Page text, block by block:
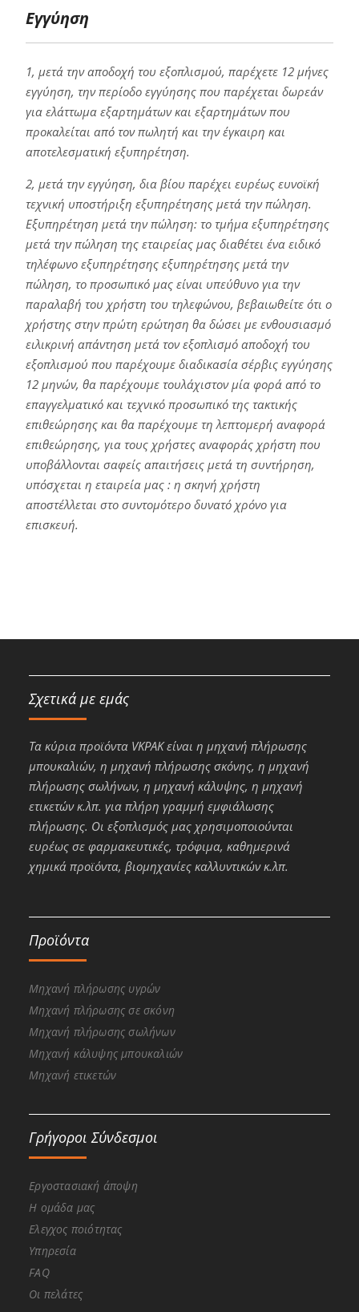
Εγγύηση
1, μετά την αποδοχή του εξοπλισμού, παρέχετε 12 μήνες
εγγύηση, την περίοδο εγγύησης που παρέχεται δωρεάν
για ελάττωμα εξαρτημάτων και εξαρτημάτων που
προκαλείται από τον πωλητή και την έγκαιρη και
αποτελεσματική εξυπηρέτηση.
2, μετά την εγγύηση, δια βίου παρέχει ευρέως ευνοϊκή
τεχνική υποστήριξη εξυπηρέτησης μετά την πώληση.
Εξυπηρέτηση μετά την πώληση: το τμήμα εξυπηρέτησης
μετά την πώληση της εταιρείας μας διαθέτει ένα ειδικό
τηλέφωνο εξυπηρέτησης εξυπηρέτησης μετά την
πώληση, το προσωπικό μας είναι υπεύθυνο για την
παραλαβή του χρήστη του τηλεφώνου, βεβαιωθείτε ότι ο
χρήστης στην πρώτη ερώτηση θα δώσει με ενθουσιασμό
ειλικρινή απάντηση μετά τον εξοπλισμό αποδοχή του
εξοπλισμού που παρέχουμε διαδικασία σέρβις εγγύησης
12 μηνών, θα παρέχουμε τουλάχιστον μία φορά από το
επαγγελματικό και τεχνικό προσωπικό της τακτικής
επιθεώρησης και θα παρέχουμε τη λεπτομερή αναφορά
επιθεώρησης, για τους χρήστες αναφοράς χρήστη που
υποβάλλονται σαφείς απαιτήσεις μετά τη συντήρηση,
υπόσχεται η εταιρεία μας : η σκηνή χρήστη
αποστέλλεται στο συντομότερο δυνατό χρόνο για
επισκευή.
Σχετικά με εμάς
Τα κύρια προϊόντα VKPAK είναι η μηχανή πλήρωσης
μπουκαλιών, η μηχανή πλήρωσης σκόνης, η μηχανή
πλήρωσης σωλήνων, η μηχανή κάλυψης, η μηχανή
ετικετών κ.λπ. για πλήρη γραμμή εμφιάλωσης
πλήρωσης. Οι εξοπλισμός μας χρησιμοποιούνται
ευρέως σε φαρμακευτικές, τρόφιμα, καθημερινά
χημικά προϊόντα, βιομηχανίες καλλυντικών κ.λπ.
Προϊόντα
Μηχανή πλήρωσης υγρών
Μηχανή πλήρωσης σε σκόνη
Μηχανή πλήρωσης σωλήνων
Μηχανή κάλυψης μπουκαλιών
Μηχανή ετικετών
Γρήγοροι Σύνδεσμοι
Εργοστασιακή άποψη
Η ομάδα μας
Ελεγχος ποιότητας
Υπηρεσία
FAQ
Οι πελάτες